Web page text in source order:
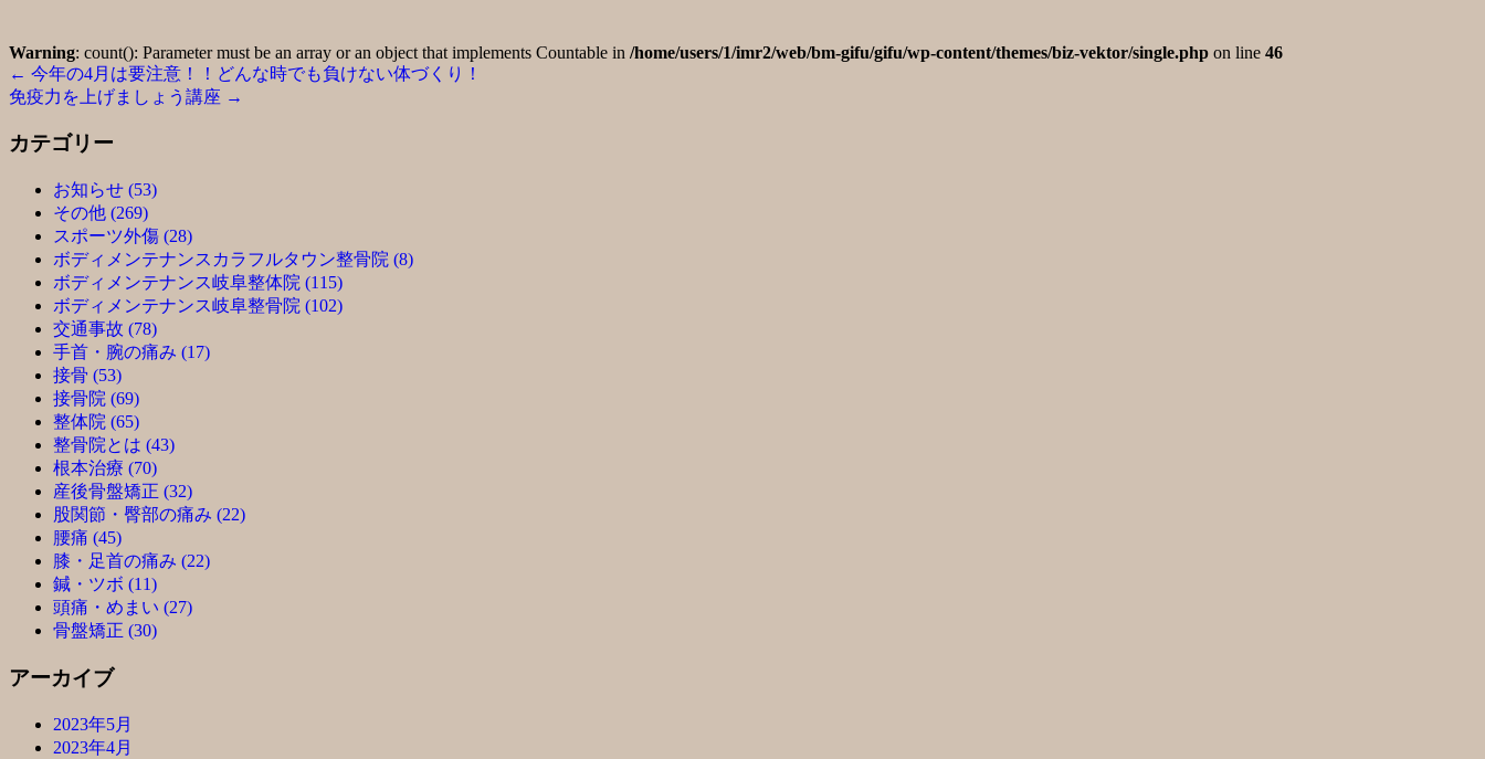
Warning: count(): Parameter must be an array or an object that implements Countable in /home/users/1/imr2/web/bm-gifu/gifu/wp-content/themes/biz-vektor/single.php on line 46
← 今年の4月は要注意！！どんな時でも負けない体づくり！
免疫力を上げましょう講座 →
カテゴリー
お知らせ (53)
その他 (269)
スポーツ外傷 (28)
ボディメンテナンスカラフルタウン整骨院 (8)
ボディメンテナンス岐阜整体院 (115)
ボディメンテナンス岐阜整骨院 (102)
交通事故 (78)
手首・腕の痛み (17)
接骨 (53)
接骨院 (69)
整体院 (65)
整骨院とは (43)
根本治療 (70)
産後骨盤矯正 (32)
股関節・臀部の痛み (22)
腰痛 (45)
膝・足首の痛み (22)
鍼・ツボ (11)
頭痛・めまい (27)
骨盤矯正 (30)
アーカイブ
2023年5月
2023年4月